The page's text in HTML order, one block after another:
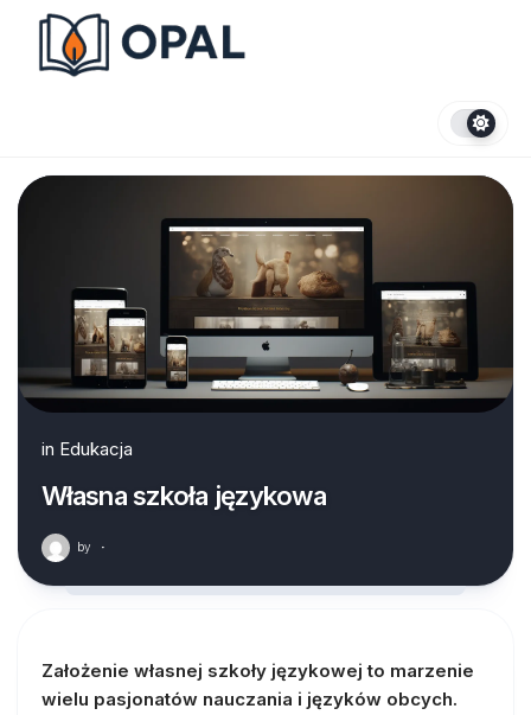
content
in Edukacja
Własna szkoła językowa
by ·
Założenie własnej szkoły językowej to marzenie
wielu pasjonatów nauczania i języków obcych.